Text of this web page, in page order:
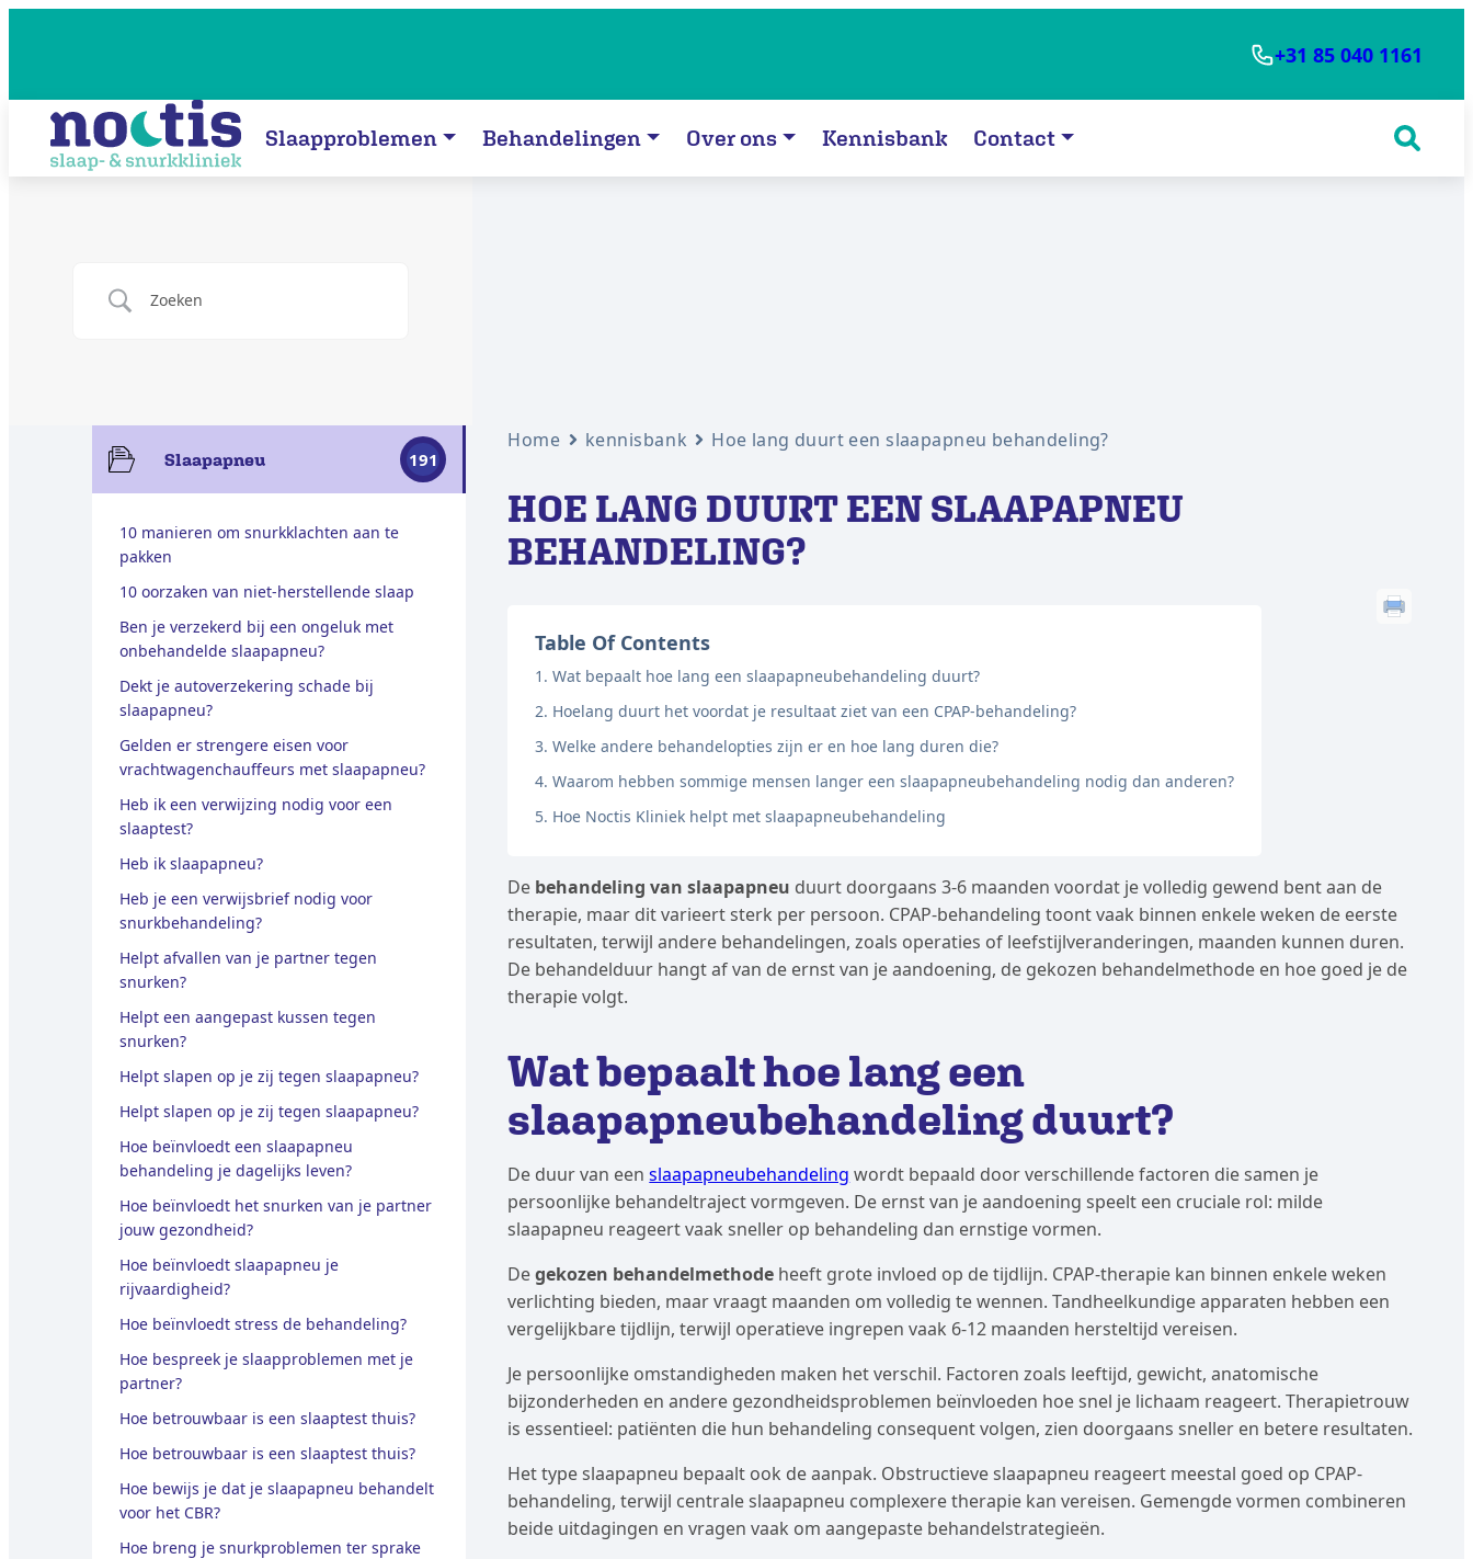
+31 85 040 1161
Slaapproblemen Behandelingen Over ons Kennisbank Contact
Slaapapneu 191
10 manieren om snurkklachten aan te
pakken
10 oorzaken van niet-herstellende slaap
Ben je verzekerd bij een ongeluk met
onbehandelde slaapapneu?
Dekt je autoverzekering schade bij
slaapapneu?
Gelden er strengere eisen voor
vrachtwagenchauffeurs met slaapapneu?
Heb ik een verwijzing nodig voor een
slaaptest?
Heb ik slaapapneu?
Heb je een verwijsbrief nodig voor
snurkbehandeling?
Helpt afvallen van je partner tegen
snurken?
Helpt een aangepast kussen tegen
snurken?
Helpt slapen op je zij tegen slaapapneu?
Helpt slapen op je zij tegen slaapapneu?
Hoe beïnvloedt een slaapapneu
behandeling je dagelijks leven?
Hoe beïnvloedt het snurken van je partner
jouw gezondheid?
Hoe beïnvloedt slaapapneu je
rijvaardigheid?
Hoe beïnvloedt stress de behandeling?
Hoe bespreek je slaapproblemen met je
partner?
Hoe betrouwbaar is een slaaptest thuis?
Hoe betrouwbaar is een slaaptest thuis?
Hoe bewijs je dat je slaapapneu behandelt
voor het CBR?
Hoe breng je snurkproblemen ter sprake
Home kennisbank Hoe lang duurt een slaapapneu behandeling?
HOE LANG DUURT EEN SLAAPAPNEU
BEHANDELING?
Table Of Contents
Wat bepaalt hoe lang een slaapapneubehandeling duurt?
Hoelang duurt het voordat je resultaat ziet van een CPAP-behandeling?
Welke andere behandelopties zijn er en hoe lang duren die?
Waarom hebben sommige mensen langer een slaapapneubehandeling nodig dan anderen?
Hoe Noctis Kliniek helpt met slaapapneubehandeling
De behandeling van slaapapneu duurt doorgaans 3-6 maanden voordat je volledig gewend bent aan de
therapie, maar dit varieert sterk per persoon. CPAP-behandeling toont vaak binnen enkele weken de eerste
resultaten, terwijl andere behandelingen, zoals operaties of leefstijlveranderingen, maanden kunnen duren.
De behandelduur hangt af van de ernst van je aandoening, de gekozen behandelmethode en hoe goed je de
therapie volgt.
Wat bepaalt hoe lang een
slaapapneubehandeling duurt?
De duur van eenslaapapneubehandeling wordt bepaald door verschillende factoren die samen je
persoonlijke behandeltraject vormgeven. De ernst van je aandoening speelt een cruciale rol: milde
slaapapneu reageert vaak sneller op behandeling dan ernstige vormen.
Degekozen behandelmethode heeft grote invloed op de tijdlijn. CPAP-therapie kan binnen enkele weken
verlichting bieden, maar vraagt maanden om volledig te wennen. Tandheelkundige apparaten hebben een
vergelijkbare tijdlijn, terwijl operatieve ingrepen vaak 6-12 maanden hersteltijd vereisen.
Je persoonlijke omstandigheden maken het verschil. Factoren zoals leeftijd, gewicht, anatomische
bijzonderheden en andere gezondheidsproblemen beïnvloeden hoe snel je lichaam reageert. Therapietrouw
is essentieel: patiënten die hun behandeling consequent volgen, zien doorgaans sneller en betere resultaten.
Het type slaapapneu bepaalt ook de aanpak. Obstructieve slaapapneu reageert meestal goed op CPAP-
behandeling, terwijl centrale slaapapneu complexere therapie kan vereisen. Gemengde vormen combineren
beide uitdagingen en vragen vaak om aangepaste behandelstrategieën.